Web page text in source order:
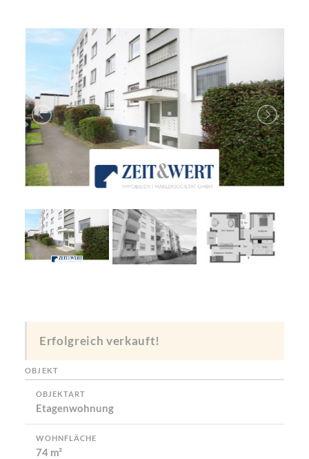
Erfolgreich verkauft!
OBJEKT
OBJEKTART
Etagenwohnung
WOHNFLÄCHE
74 m²